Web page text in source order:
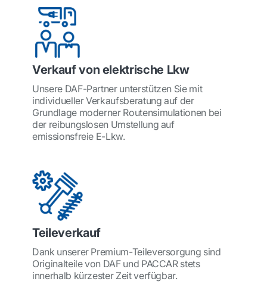
Verkauf von elektrische Lkw
Unsere DAF-Partner unterstützen Sie mit
individueller Verkaufsberatung auf der
Grundlage moderner Routensimulationen bei
der reibungslosen Umstellung auf
emissionsfreie E-Lkw.
Teileverkauf
Dank unserer Premium-Teileversorgung sind
Originalteile von DAF und PACCAR stets
innerhalb kürzester Zeit verfügbar.